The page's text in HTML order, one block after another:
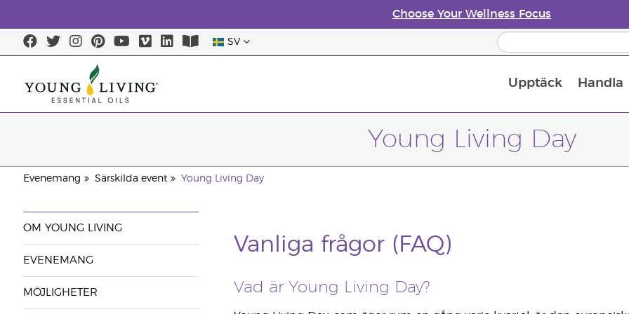
Choose Your Wellness Focus
SV
Upptäck Handla
Young Living Day
Evenemang Särskilda event Young Living Day
OM YOUNG LIVING
EVENEMANG
MÖJLIGHETER
Vanliga frågor (FAQ)
Vad är Young Living Day?